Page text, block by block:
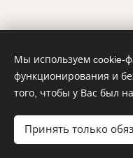
ABnails,
Мы используем cookie-
функционирования и
того, чтобы у Вас был
Принять только